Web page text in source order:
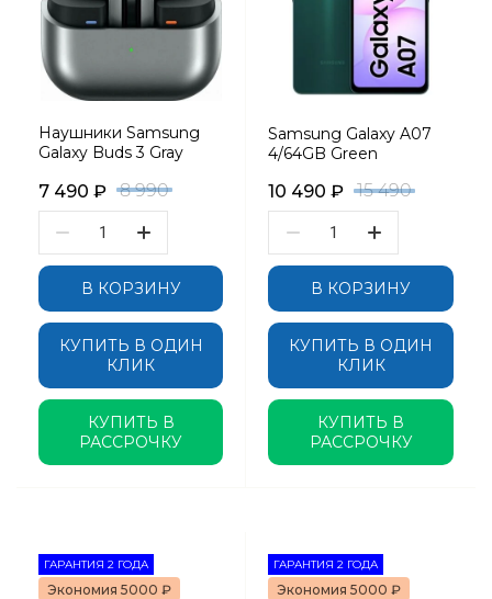
Наушники Samsung
Galaxy Buds 3 Gray
7 490 ₽ 8 990
В КОРЗИНУ
КУПИТЬ В ОДИН
КЛИК
КУПИТЬ В
РАССРОЧКУ
Samsung Galaxy A07
4/64GB Green
10 490 ₽ 15 490
В КОРЗИНУ
КУПИТЬ В ОДИН
КЛИК
КУПИТЬ В
РАССРОЧКУ
ГАРАНТИЯ 2 ГОДА
Экономия 5000 ₽
ГАРАНТИЯ 2 ГОДА
Экономия 5000 ₽